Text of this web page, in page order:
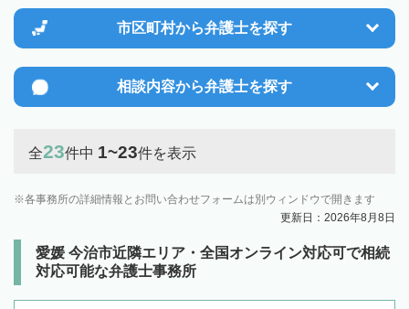
市区町村から弁護士を探す
相談内容から弁護士を探す
全23件中 1~23件を表示
各事務所の詳細情報とお問い合わせフォームは別ウィンドウで開きます
更新日：2026年8月8日
愛媛 今治市近隣エリア・全国オンライン対応可で相続
対応可能な弁護士事務所